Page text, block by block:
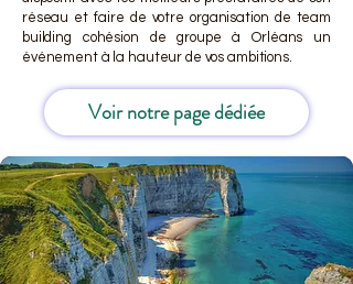
réseau et faire de votre organisation de team
building cohésion de groupe à Orléans un
événement à la hauteur de vos ambitions.
Voir notre page dédiée